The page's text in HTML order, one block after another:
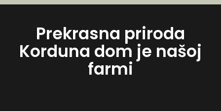
Prekrasna priroda
Korduna dom je našoj
farmi